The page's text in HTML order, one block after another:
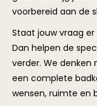
een complete
1.Hoe kies ik een
Bij het kiezen van
kijken. Denk aan
waterafvoer,